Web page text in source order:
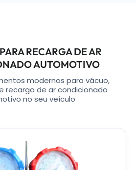
RECARGA DE AR
AUTOMOTIVO
modernos para vácuo,
recarga de ar condicionado
no seu veículo